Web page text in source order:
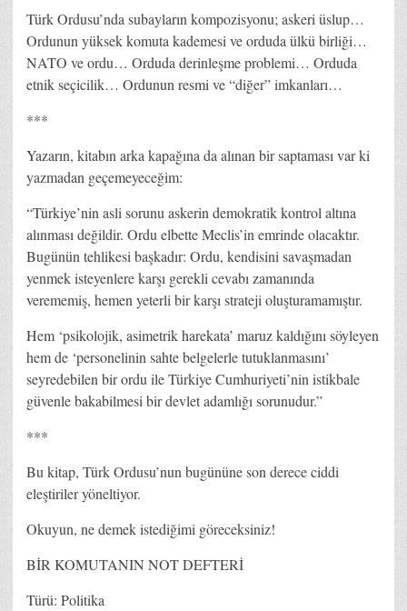
Türk Ordusu’nda subayların kompozisyonu; askeri üslup…
Ordunun yüksek komuta kademesi ve orduda ülkü birliği…
NATO ve ordu… Orduda derinleşme problemi… Orduda
etnik seçicilik… Ordunun resmi ve “diğer” imkanları…
***
Yazarın, kitabın arka kapağına da alınan bir saptaması var ki
yazmadan geçemeyeceğim:
“Türkiye’nin asli sorunu askerin demokratik kontrol altına
alınması değildir. Ordu elbette Meclis’in emrinde olacaktır.
Bugünün tehlikesi başkadır: Ordu, kendisini savaşmadan
yenmek isteyenlere karşı gerekli cevabı zamanında
verememiş, hemen yeterli bir karşı strateji oluşturamamıştır.
Hem ‘psikolojik, asimetrik harekata’ maruz kaldığını söyleyen
hem de ‘personelinin sahte belgelerle tutuklanmasını’
seyredebilen bir ordu ile Türkiye Cumhuriyeti’nin istikbale
güvenle bakabilmesi bir devlet adamlığı sorunudur.”
***
Bu kitap, Türk Ordusu’nun bugününe son derece ciddi
eleştiriler yöneltiyor.
Okuyun, ne demek istediğimi göreceksiniz!
BİR KOMUTANIN NOT DEFTERİ
Türü: Politika